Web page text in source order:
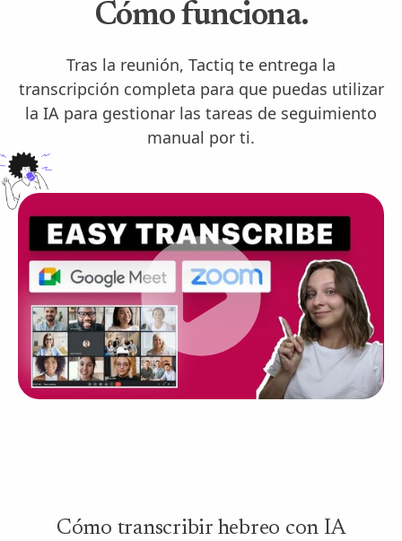
Cómo funciona.
Tras la reunión, Tactiq te entrega la
transcripción completa para que puedas utilizar
la IA para gestionar las tareas de seguimiento
manual por ti.
Cómo transcribir hebreo con IA